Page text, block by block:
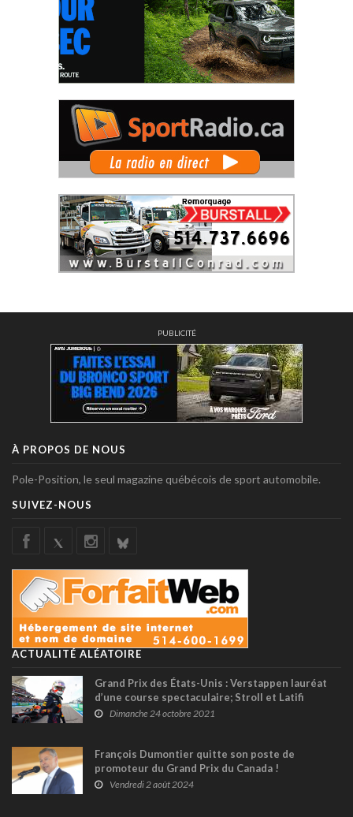
PUBLICITÉ
À PROPOS DE NOUS
Pole-Position, le seul magazine québécois de sport automobile.
SUIVEZ-NOUS
ACTUALITÉ ALÉATOIRE
Grand Prix des États-Unis : Verstappen lauréat
d’une course spectaculaire; Stroll et Latifi
s'accrochent !
Dimanche 24 octobre 2021
François Dumontier quitte son poste de
promoteur du Grand Prix du Canada !
Vendredi 2 août 2024